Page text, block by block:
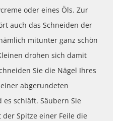
oder eines Öls. Zur
auch das Schneiden der
mitunter ganz schön
drohen sich damit
Sie die Nägel Ihres
abgerundeten
schläft. Säubern Sie
Spitze einer Feile die